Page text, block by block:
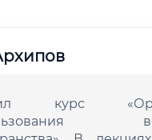
курс